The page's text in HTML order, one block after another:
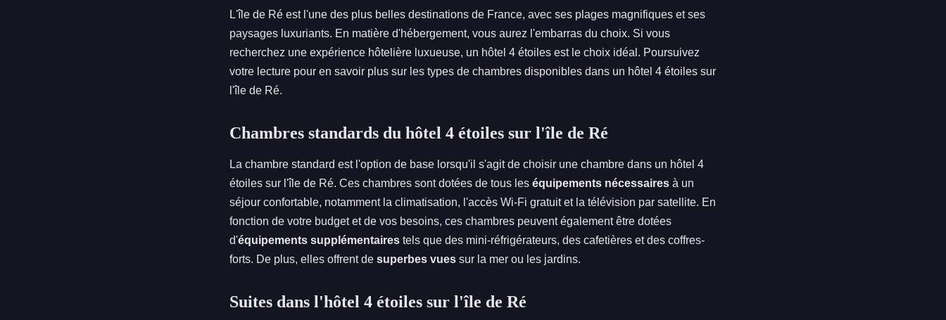
L'île de Ré est l'une des plus belles destinations de France, avec ses plages magnifiques et ses
paysages luxuriants. En matière d'hébergement, vous aurez l'embarras du choix. Si vous
recherchez une expérience hôtelière luxueuse, un hôtel 4 étoiles est le choix idéal. Poursuivez
votre lecture pour en savoir plus sur les types de chambres disponibles dans un hôtel 4 étoiles sur
l'île de Ré.
Chambres standards du hôtel 4 étoiles sur l'île de Ré
La chambre standard est l'option de base lorsqu'il s'agit de choisir une chambre dans un hôtel 4
étoiles sur l'île de Ré. Ces chambres sont dotées de tous les équipements nécessaires à un
séjour confortable, notamment la climatisation, l'accès Wi-Fi gratuit et la télévision par satellite. En
fonction de votre budget et de vos besoins, ces chambres peuvent également être dotées
d'équipements supplémentaires tels que des mini-réfrigérateurs, des cafetières et des coffres-
forts. De plus, elles offrent de superbes vues sur la mer ou les jardins.
Suites dans l'hôtel 4 étoiles sur l'île de Ré